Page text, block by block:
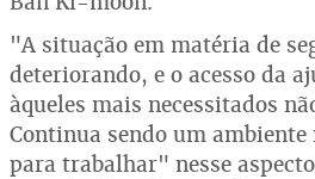
"A situação em matéria de
deteriorando, e o acesso da
àqueles mais necessitados
Continua sendo um
para trabalhar" nesse